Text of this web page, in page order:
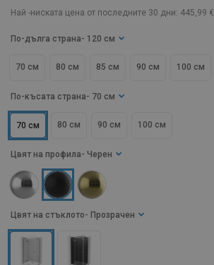
Най -ниската цена от последните 30 дни: 445,99 €
По-дълга страна - 120 см
70 см 80 см 85 см 90 см 100 см
По-късата страна - 70 см
70 см 80 см 90 см 100 см
Цвят на стъклото - Прозрачен
Цвят на профила - Черен